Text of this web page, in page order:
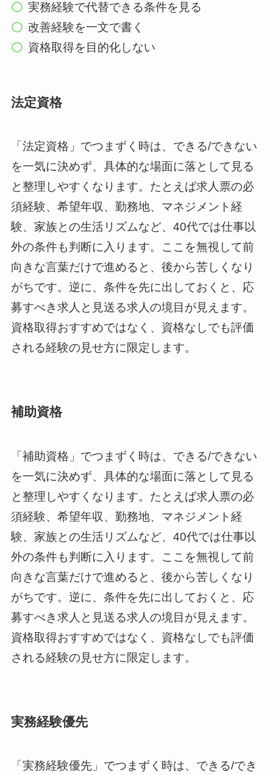
実務経験で代替できる条件を見る
改善経験を一文で書く
資格取得を目的化しない
法定資格
「法定資格」でつまずく時は、できる/できない
を一気に決めず、具体的な場面に落として見る
と整理しやすくなります。たとえば求人票の必
須経験、希望年収、勤務地、マネジメント経
験、家族との生活リズムなど、40代では仕事以
外の条件も判断に入ります。ここを無視して前
向きな言葉だけで進めると、後から苦しくなり
がちです。逆に、条件を先に出しておくと、応
募すべき求人と見送る求人の境目が見えます。
資格取得おすすめではなく、資格なしでも評価
される経験の見せ方に限定します。
補助資格
「補助資格」でつまずく時は、できる/できない
を一気に決めず、具体的な場面に落として見る
と整理しやすくなります。たとえば求人票の必
須経験、希望年収、勤務地、マネジメント経
験、家族との生活リズムなど、40代では仕事以
外の条件も判断に入ります。ここを無視して前
向きな言葉だけで進めると、後から苦しくなり
がちです。逆に、条件を先に出しておくと、応
募すべき求人と見送る求人の境目が見えます。
資格取得おすすめではなく、資格なしでも評価
される経験の見せ方に限定します。
実務経験優先
「実務経験優先」でつまずく時は、できる/でき